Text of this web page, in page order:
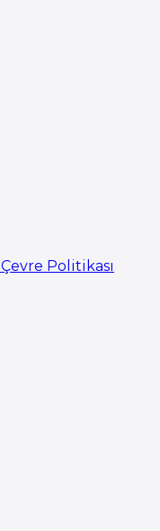
Çevre Politikası